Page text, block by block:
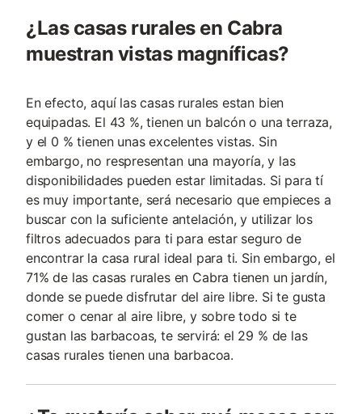
¿Las casas rurales en Cabra
muestran vistas magníficas?
En efecto, aquí las casas rurales estan bien
equipadas. El 43 %, tienen un balcón o una terraza,
y el 0 % tienen unas excelentes vistas. Sin
embargo, no respresentan una mayoría, y las
disponibilidades pueden estar limitadas. Si para tí
es muy importante, será necesario que empieces a
buscar con la suficiente antelación, y utilizar los
filtros adecuados para ti para estar seguro de
encontrar la casa rural ideal para ti. Sin embargo, el
71% de las casas rurales en Cabra tienen un jardín,
donde se puede disfrutar del aire libre. Si te gusta
comer o cenar al aire libre, y sobre todo si te
gustan las barbacoas, te servirá: el 29 % de las
casas rurales tienen una barbacoa.